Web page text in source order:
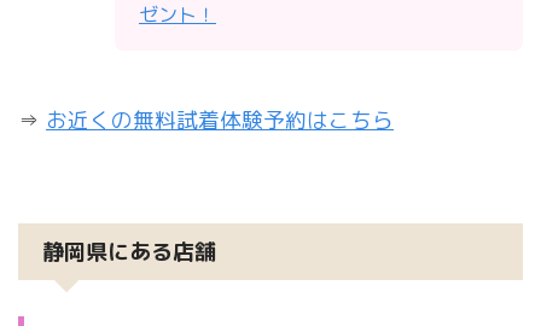
ゼント！
⇒ お近くの無料試着体験予約はこちら
静岡県にある店舗